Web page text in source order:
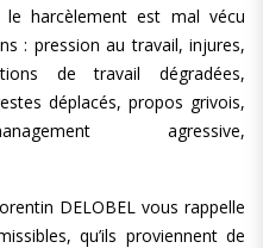
harcèlement est mal vécu
: pression au travail, injures,
de travail dégradées,
déplacés, propos grivois,
agressive,
DELOBEL vous rappelle
qu’ils proviennent de